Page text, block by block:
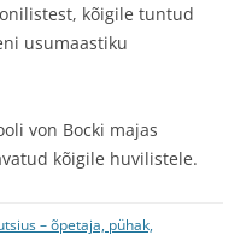
kõigile tuntud
usumaastiku
von Bocki majas
kõigile huvilistele.
– õpetaja, pühak,